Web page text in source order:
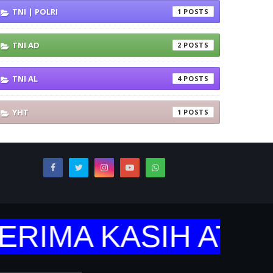
TNI | POLRI 1
TNI AD 2
TNI AL 4
YHT 1
KASIH ATAS